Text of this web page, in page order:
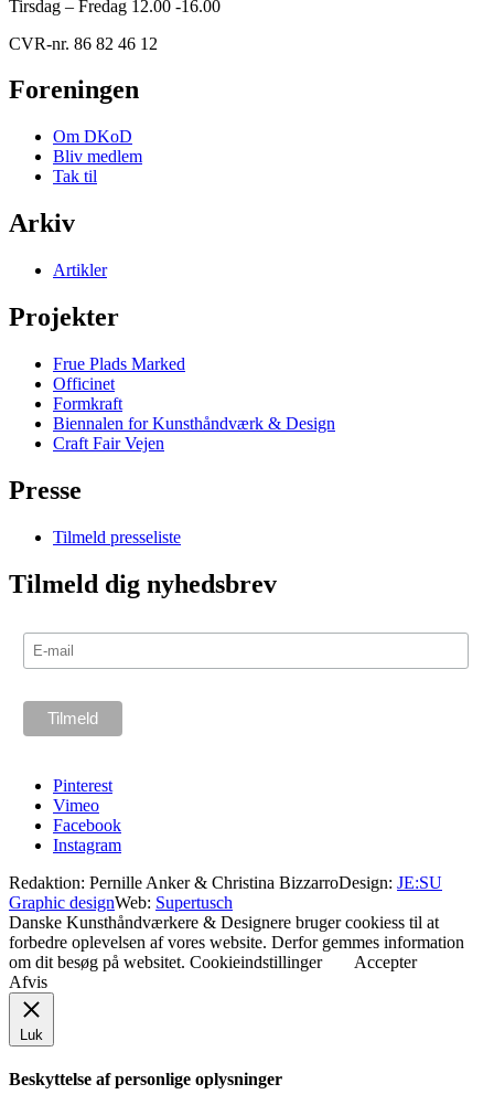
Tirsdag – Fredag 12.00 -16.00
CVR-nr. 86 82 46 12
Foreningen
Om DKoD
Bliv medlem
Tak til
Arkiv
Artikler
Projekter
Frue Plads Marked
Officinet
Formkraft
Biennalen for Kunsthåndværk & Design
Craft Fair Vejen
Presse
Tilmeld presseliste
Tilmeld dig nyhedsbrev
Pinterest
Vimeo
Facebook
Instagram
Redaktion: Pernille Anker & Christina BizzarroDesign: JE:SU
Graphic designWeb: Supertusch
Danske Kunsthåndværkere & Designere bruger cookiess til at
forbedre oplevelsen af vores website. Derfor gemmes information
om dit besøg på websitet. Cookieindstillinger
Accepter
Afvis
Luk
Beskyttelse af personlige oplysninger